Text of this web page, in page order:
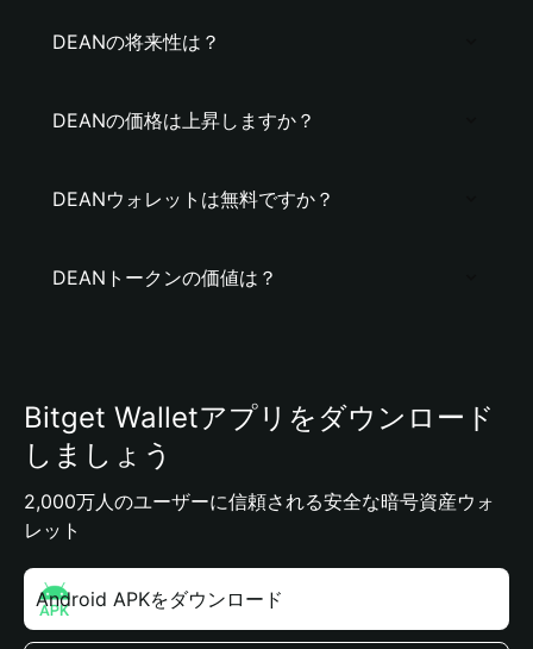
DEANの将来性は？
DEANの価格は上昇しますか？
DEANウォレットは無料ですか？
DEANトークンの価値は？
Bitget Walletアプリをダウンロード
しましょう
2,000万人のユーザーに信頼される安全な暗号資産ウォ
レット
Android APKをダウンロード